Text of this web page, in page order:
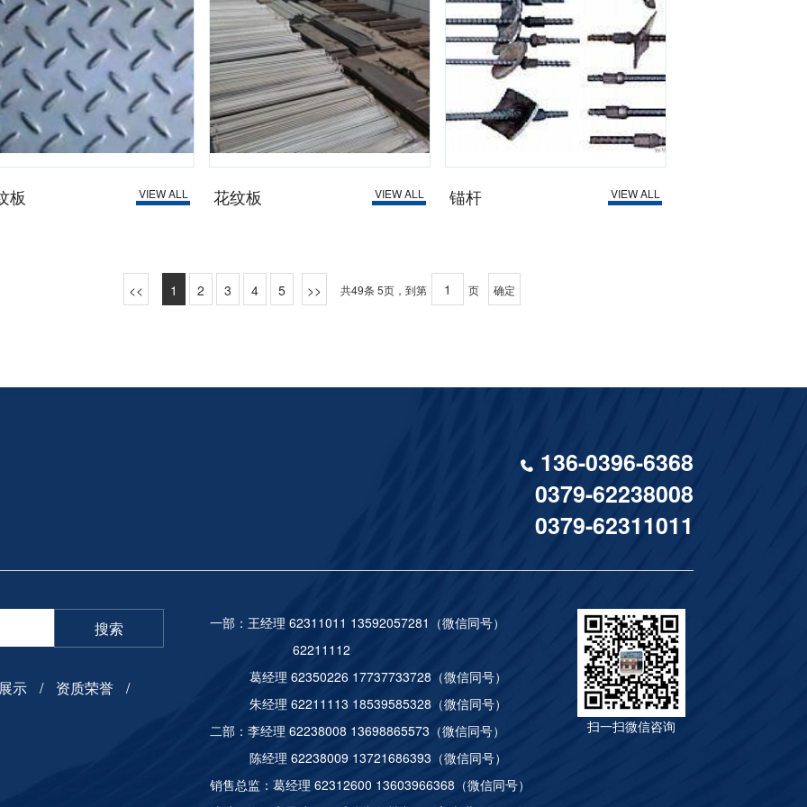
板 VIEW ALL 花纹板 VIEW ALL 锚杆 VIEW ALL
1 2 3 4 5 共49条 5页，到第 页 确定
136-0396-6368
0379-62238008
0379-62311011
搜索
示 资质荣誉
一部：王经理 62311011 13592057281（微信同号）
62211112
葛经理 62350226 17737733728（微信同号）
朱经理 62211113 18539585328（微信同号）
二部：李经理 62238008 13698865573（微信同号）
陈经理 62238009 13721686393（微信同号）
销售总监：葛经理 62312600 13603966368（微信同号）
扫一扫微信咨询